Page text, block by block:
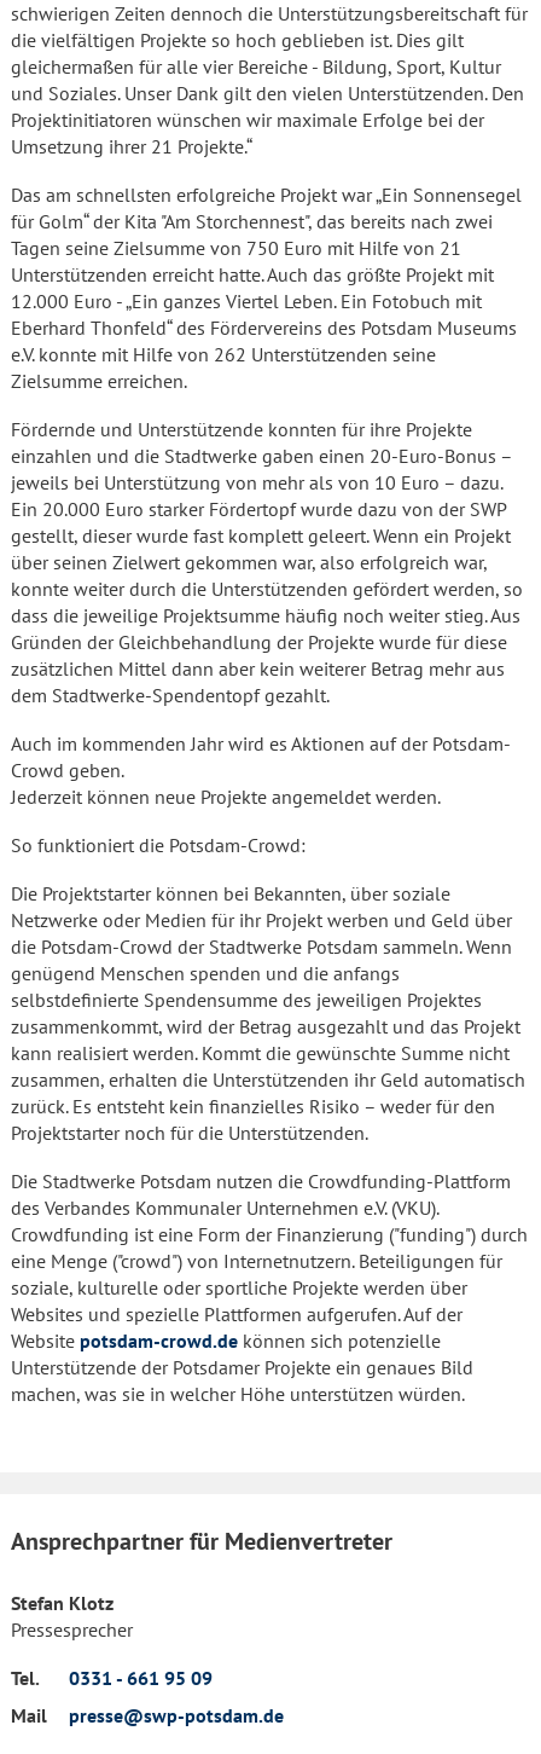
schwierigen Zeiten dennoch die Unterstützungsbereitschaft für
die vielfältigen Projekte so hoch geblieben ist. Dies gilt
gleichermaßen für alle vier Bereiche - Bildung, Sport, Kultur
und Soziales. Unser Dank gilt den vielen Unterstützenden. Den
Projektinitiatoren wünschen wir maximale Erfolge bei der
Umsetzung ihrer 21 Projekte.“
Das am schnellsten erfolgreiche Projekt war „Ein Sonnensegel
für Golm“ der Kita "Am Storchennest", das bereits nach zwei
Tagen seine Zielsumme von 750 Euro mit Hilfe von 21
Unterstützenden erreicht hatte. Auch das größte Projekt mit
12.000 Euro - „Ein ganzes Viertel Leben. Ein Fotobuch mit
Eberhard Thonfeld“ des Fördervereins des Potsdam Museums
e.V. konnte mit Hilfe von 262 Unterstützenden seine
Zielsumme erreichen.
Fördernde und Unterstützende konnten für ihre Projekte
einzahlen und die Stadtwerke gaben einen 20-Euro-Bonus –
jeweils bei Unterstützung von mehr als von 10 Euro – dazu.
Ein 20.000 Euro starker Fördertopf wurde dazu von der SWP
gestellt, dieser wurde fast komplett geleert. Wenn ein Projekt
über seinen Zielwert gekommen war, also erfolgreich war,
konnte weiter durch die Unterstützenden gefördert werden, so
dass die jeweilige Projektsumme häufig noch weiter stieg. Aus
Gründen der Gleichbehandlung der Projekte wurde für diese
zusätzlichen Mittel dann aber kein weiterer Betrag mehr aus
dem Stadtwerke-Spendentopf gezahlt.
Auch im kommenden Jahr wird es Aktionen auf der Potsdam-
Crowd geben.
Jederzeit können neue Projekte angemeldet werden.
So funktioniert die Potsdam-Crowd:
Die Projektstarter können bei Bekannten, über soziale
Netzwerke oder Medien für ihr Projekt werben und Geld über
die Potsdam-Crowd der Stadtwerke Potsdam sammeln. Wenn
genügend Menschen spenden und die anfangs
selbstdefinierte Spendensumme des jeweiligen Projektes
zusammenkommt, wird der Betrag ausgezahlt und das Projekt
kann realisiert werden. Kommt die gewünschte Summe nicht
zusammen, erhalten die Unterstützenden ihr Geld automatisch
zurück. Es entsteht kein finanzielles Risiko – weder für den
Projektstarter noch für die Unterstützenden.
Die Stadtwerke Potsdam nutzen die Crowdfunding-Plattform
des Verbandes Kommunaler Unternehmen e.V. (VKU).
Crowdfunding ist eine Form der Finanzierung ("funding") durch
eine Menge ("crowd") von Internetnutzern. Beteiligungen für
soziale, kulturelle oder sportliche Projekte werden über
Websites und spezielle Plattformen aufgerufen. Auf der
Website potsdam-crowd.de können sich potenzielle
Unterstützende der Potsdamer Projekte ein genaues Bild
machen, was sie in welcher Höhe unterstützen würden.
Ansprechpartner für Medienvertreter
Stefan Klotz
Pressesprecher
Tel.
0331 - 661 95 09
Mail
presse@swp-potsdam.de